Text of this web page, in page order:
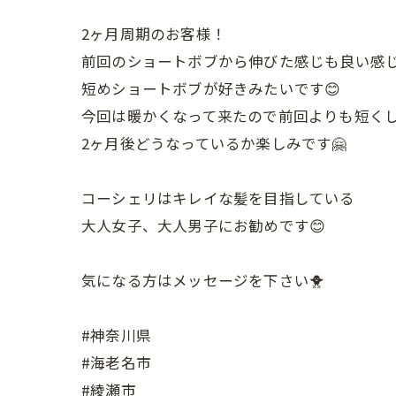
2ヶ月周期のお客様！
前回のショートボブから伸びた感じも良い感
短めショートボブが好きみたいです😊
今回は暖かくなって来たので前回よりも短く
2ヶ月後どうなっているか楽しみです🤗
コーシェリはキレイな髪を目指している
大人女子、大人男子にお勧めです😊
気になる方はメッセージを下さい🐥
#神奈川県
#海老名市
#綾瀬市